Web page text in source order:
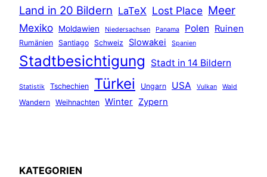
Land in 20 Bildern LaTeX Lost Place Meer
Mexiko Moldawien Niedersachsen Panama Polen Ruinen
Rumänien Santiago Schweiz Slowakei Spanien
Stadtbesichtigung Stadt in 14 Bildern
Statistik Tschechien Türkei Ungarn USA Vulkan Wald
Wandern Weihnachten Winter Zypern
KATEGORIEN